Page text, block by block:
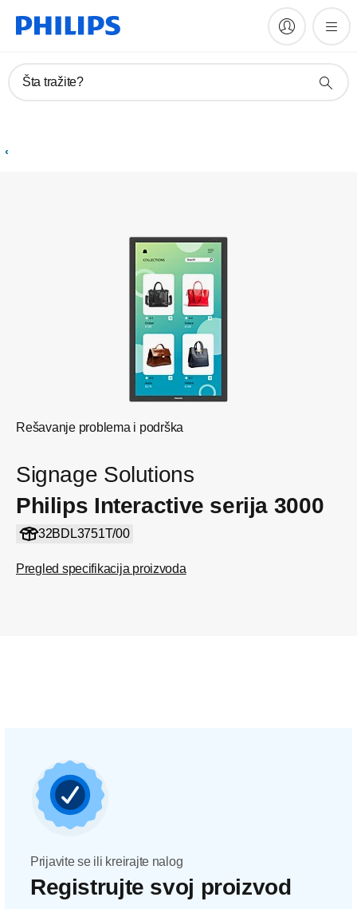
Šta tražite?
Rešavanje problema i podrška
Signage Solutions
Philips Interactive serija 3000
32BDL3751T/00
Pregled specifikacija proizvoda
Registrujte proizvod
Prijavite se ili kreirajte nalog
Registrujte svoj proizvod